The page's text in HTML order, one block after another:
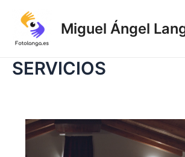
contenido
Miguel Ángel
SERVICIOS